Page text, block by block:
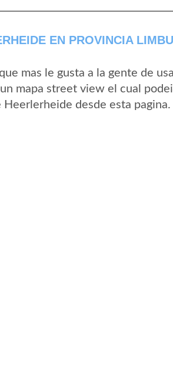
EN PROVINCIA
mas le gusta a la gente de
mapa street view el cual
desde esta pagina.